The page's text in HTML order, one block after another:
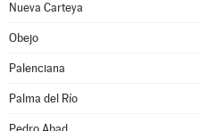
Nueva Carteya
Obejo
Palenciana
Palma del Río